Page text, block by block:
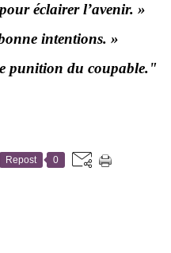
éclairer l’avenir. »
intentions. »
punition du coupable."
Repost 0